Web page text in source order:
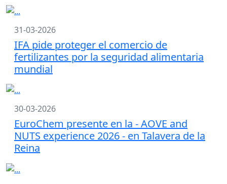
31-03-2026
IFA pide proteger el comercio de
fertilizantes por la seguridad alimentaria
mundial
30-03-2026
EuroChem presente en la - AOVE and
NUTS experience 2026 - en Talavera de la
Reina